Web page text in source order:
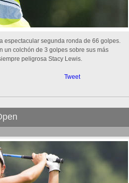
espectacular segunda ronda de 66 golpes.
un colchón de 3 golpes sobre sus más
peligrosa Stacy Lewis.
Tweet